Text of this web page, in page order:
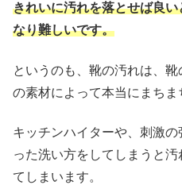
きれいに汚れを落とせば良
なり難しいです。
というのも、靴の汚れは、
の素材によって本当にまちま
キッチンハイターや、刺激
った洗い方をしてしまうと
てしまいます。